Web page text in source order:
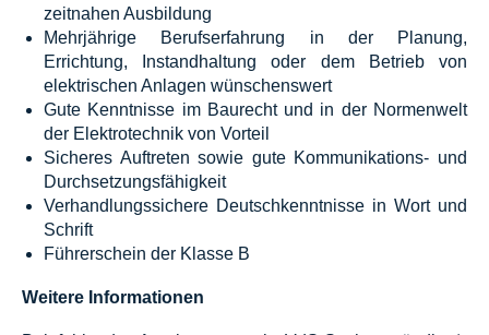
zeitnahen Ausbildung
Mehrjährige Berufserfahrung in der Planung,
Errichtung, Instandhaltung oder dem Betrieb von
elektrischen Anlagen wünschenswert
Gute Kenntnisse im Baurecht und in der Normenwelt
der Elektrotechnik von Vorteil
Sicheres Auftreten sowie gute Kommunikations- und
Durchsetzungsfähigkeit
Verhandlungssichere Deutschkenntnisse in Wort und
Schrift
Führerschein der Klasse B
Weitere Informationen